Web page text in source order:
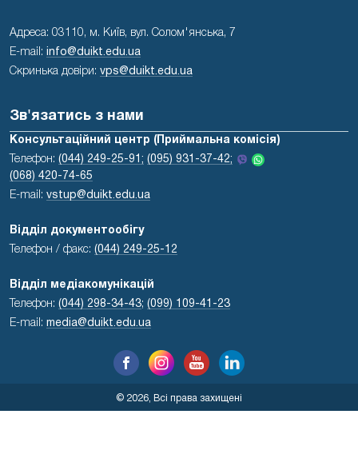
Адреса: 03110, м. Київ, вул. Солом'янська, 7
E-mail:
info@duikt.edu.ua
Скринька довіри: vps@duikt.edu.ua
Зв'язатись з нами
Консультаційний центр (Приймальна комісія)
Телефон: (044) 249-25-91; (095) 931-37-42;
(068) 420-74-65
E-mail: vstup@duikt.edu.ua
Відділ документообігу
Телефон / факс: (044) 249-25-12
Відділ медіакомунікацій
Телефон: (044) 298-34-43; (099) 109-41-23
E-mail: media@duikt.edu.ua
© 2026, Всі права захищені